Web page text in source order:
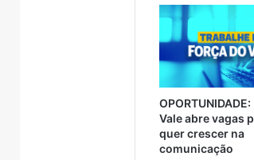
Vale abre vagas
quer crescer na
comunicação